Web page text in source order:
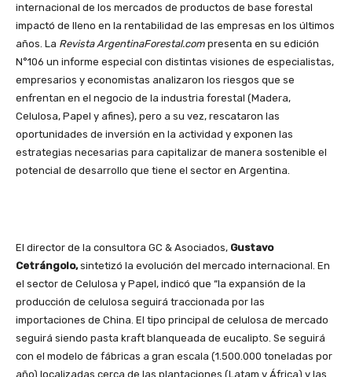
internacional de los mercados de productos de base forestal
impactó de lleno en la rentabilidad de las empresas en los últimos
años. La Revista ArgentinaForestal.com presenta en su edición
N°106 un informe especial con distintas visiones de especialistas,
empresarios y economistas analizaron los riesgos que se
enfrentan en el negocio de la industria forestal (Madera,
Celulosa, Papel y afines), pero a su vez, rescataron las
oportunidades de inversión en la actividad y exponen las
estrategias necesarias para capitalizar de manera sostenible el
potencial de desarrollo que tiene el sector en Argentina.
El director de la consultora GC & Asociados, Gustavo
Cetrángolo,sintetizó la evolución del mercado internacional. En
el sector de Celulosa y Papel, indicó que “la expansión de la
producción de celulosa seguirá traccionada por las
importaciones de China. El tipo principal de celulosa de mercado
seguirá siendo pasta kraft blanqueada de eucalipto. Se seguirá
con el modelo de fábricas a gran escala (1.500.000 toneladas por
año) localizadas cerca de las plantaciones (Latam y África) y las